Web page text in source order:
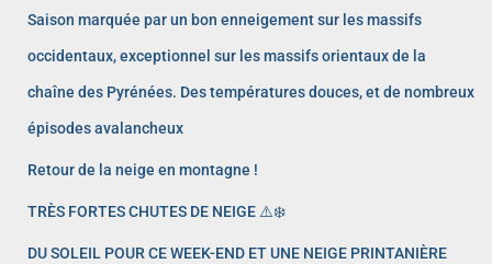
Saison marquée par un bon enneigement sur les massifs
occidentaux, exceptionnel sur les massifs orientaux de la
chaîne des Pyrénées. Des températures douces, et de nombreux
épisodes avalancheux
Retour de la neige en montagne !
TRÈS FORTES CHUTES DE NEIGE ⚠️❄️
DU SOLEIL POUR CE WEEK-END ET UNE NEIGE PRINTANIÈRE